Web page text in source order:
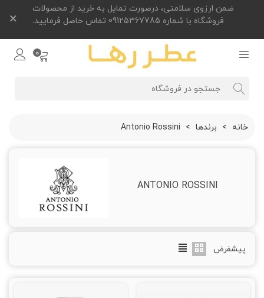
ضمن ارزوی سلامتی، درصورت تمایل به خرید از محصولات
فروشگاه با شماره 09125367785 تماس حاصل فرمایید.
×
0
خانه > برندها >
Antonio Rossini
ANTONIO ROSSINI
پیشفرض